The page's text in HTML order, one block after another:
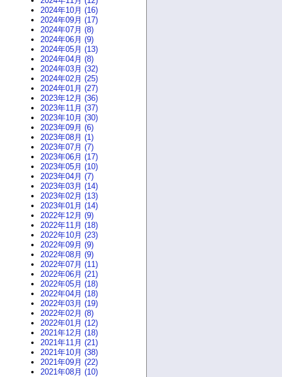
2024年10月 (16)
2024年09月 (17)
2024年07月 (8)
2024年06月 (9)
2024年05月 (13)
2024年04月 (8)
2024年03月 (32)
2024年02月 (25)
2024年01月 (27)
2023年12月 (36)
2023年11月 (37)
2023年10月 (30)
2023年09月 (6)
2023年08月 (1)
2023年07月 (7)
2023年06月 (17)
2023年05月 (10)
2023年04月 (7)
2023年03月 (14)
2023年02月 (13)
2023年01月 (14)
2022年12月 (9)
2022年11月 (18)
2022年10月 (23)
2022年09月 (9)
2022年08月 (9)
2022年07月 (11)
2022年06月 (21)
2022年05月 (18)
2022年04月 (18)
2022年03月 (19)
2022年02月 (8)
2022年01月 (12)
2021年12月 (18)
2021年11月 (21)
2021年10月 (38)
2021年09月 (22)
2021年08月 (10)